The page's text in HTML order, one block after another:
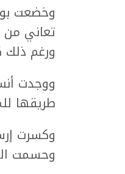
وخضعت
تعاني من
ورغم
ووجدت
طريقها
وكسرت
وحسمت